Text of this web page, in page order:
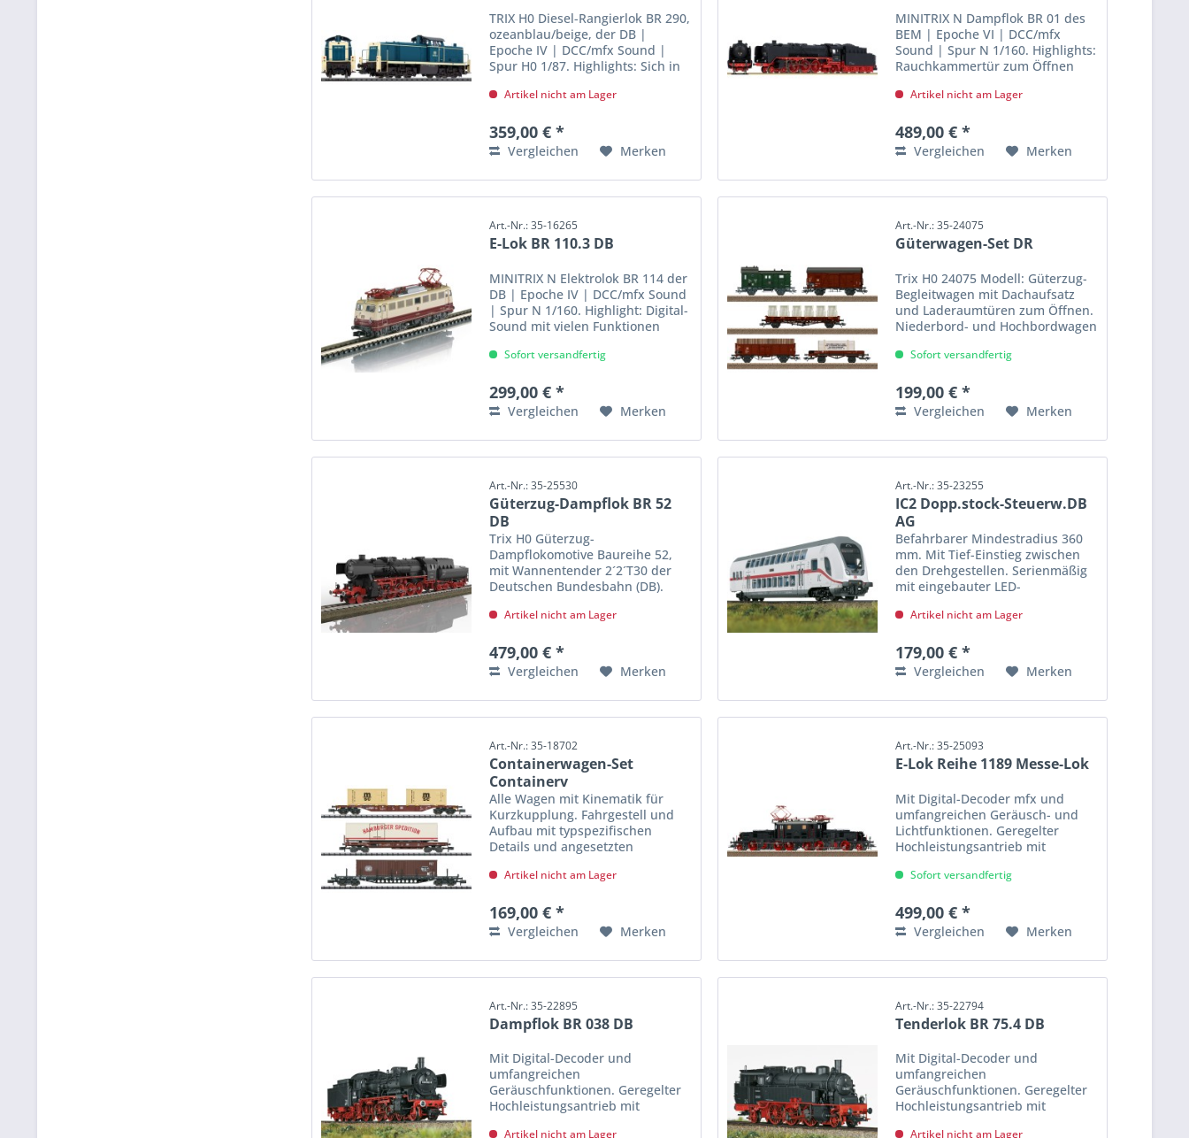
TRIX H0 Diesel-Rangierlok BR 290,
ozeanblau/beige, der DB |
Epoche IV | DCC/mfx Sound |
Spur H0 1/87. Highlights: Sich in
Lokführer Telex-Kupplung vorne
Vorbild: Schwere...
Artikel nicht am Lager
359,00 € *
Vergleichen Merken
MINITRIX N Dampflok BR 01 des
BEM | Epoche VI | DCC/mfx
Sound | Spur N 1/160. Highlights:
Rauchkammertür zum Öffnen
Berühmte betriebsfähige
Artikel nicht am Lager
489,00 € *
Vergleichen Merken
Art.-Nr.: 35-16265
E-Lok BR 110.3 DB
MINITRIX N Elektrolok BR 114 der
DB | Epoche IV | DCC/mfx Sound
| Spur N 1/160. Highlight: Digital-
Sound mit vielen Funktionen
Elektrolokomotive 114 502-8 der
windschnittiger Front...
Sofort versandfertig
299,00 € *
Vergleichen Merken
Art.-Nr.: 35-24075
Güterwagen-Set DR
Trix H0 24075 Modell: Güterzug-
Begleitwagen mit Dachaufsatz
und Laderaumtüren zum Öffnen.
Niederbord- und Hochbordwagen
Heringsdorf sowie verschiedenen
Sofort versandfertig
199,00 € *
Vergleichen Merken
Art.-Nr.: 35-25530
Güterzug-Dampflok BR 52
DB
Trix H0 Güterzug-
Dampflokomotive Baureihe 52,
mit Wannentender 2´2´T30 der
Deutschen Bundesbahn (DB).
Witte-Windleitbleche mit
Radsatz mit...
Artikel nicht am Lager
479,00 € *
Vergleichen Merken
Art.-Nr.: 35-23255
IC2 Dopp.stock-Steuerw.DB
AG
Befahrbarer Mindestradius 360
mm. Mit Tief-Einstieg zwischen
den Drehgestellen. Serienmäßig
mit eingebauter LED-
Ebenen und stromführender,
Wagen-Seite ohne...
Artikel nicht am Lager
179,00 € *
Vergleichen Merken
Art.-Nr.: 35-18702
Containerwagen-Set
Containerv
Alle Wagen mit Kinematik für
Kurzkupplung. Fahrgestell und
Aufbau mit typspezifischen
Details und angesetzten
Puffer 349 mm.
Artikel nicht am Lager
169,00 € *
Vergleichen Merken
Art.-Nr.: 35-25093
E-Lok Reihe 1189 Messe-Lok
Mit Digital-Decoder mfx und
umfangreichen Geräusch- und
Lichtfunktionen. Geregelter
Hochleistungsantrieb mit
eingebaut. Jeweils 2 Treibräder in
Kardan angetrieben....
Sofort versandfertig
499,00 € *
Vergleichen Merken
Art.-Nr.: 35-22895
Dampflok BR 038 DB
Mit Digital-Decoder und
umfangreichen
Geräuschfunktionen. Geregelter
Hochleistungsantrieb mit
Artikel nicht am Lager
Art.-Nr.: 35-22794
Tenderlok BR 75.4 DB
Mit Digital-Decoder und
umfangreichen
Geräuschfunktionen. Geregelter
Hochleistungsantrieb mit
Artikel nicht am Lager